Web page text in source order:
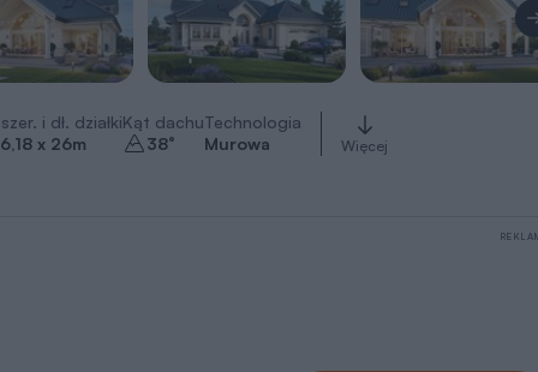
i dł. działki
x 26m
Kąt dachu
38°
Technologia
Murowa
Więcej